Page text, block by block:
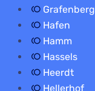
Grafenberg
Hafen
Hamm
Hassels
Heerdt
Hellerhof